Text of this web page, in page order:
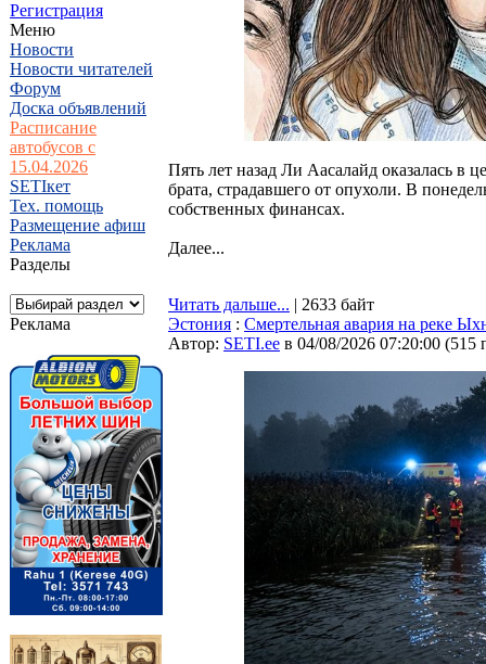
Регистрация
Меню
Новости
Новости читателей
Форум
Доска объявлений
Расписание
автобусов с
15.04.2026
SETIкет
Тех. помощь
Размещение афиш
Реклама
Разделы
Реклама
Пять лет назад Ли Аасалайд оказалась в
брата, страдавшего от опухоли. В
собственных финансах.
Далее...
Читать дальше... | 2633 байт
Эстония : Смертельная авария на реке
Автор: SETI.ee в 04/08/2026 07:20:00 (515